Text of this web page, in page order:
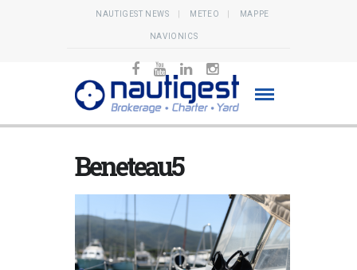
NAUTIGEST NEWS METEO MAPPE
NAVIONICS
Beneteau5